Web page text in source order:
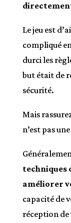
Le jeu est
compliqué
durci les
but était de
sécurité.
Mais
n’est pas
techniques
améliorer
capacité de
réception de